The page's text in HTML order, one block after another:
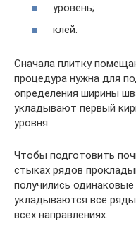
уровень;
клей.
Сначала плитку
процедура нужна для
определения ширины
укладывают первый
уровня.
Чтобы подготовить
стыках рядов
получились
укладываются все
всех направлениях.